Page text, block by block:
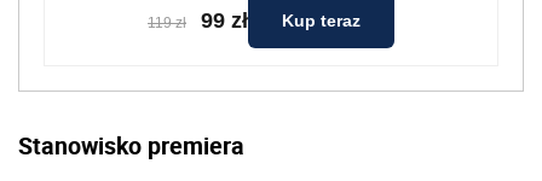
119 zł 99 zł Kup teraz
Stanowisko premiera